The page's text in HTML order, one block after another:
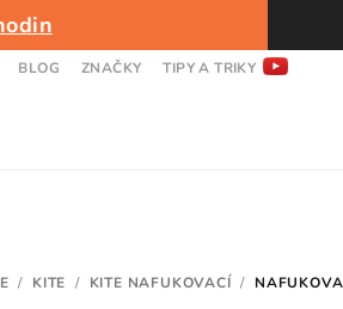
BLOG ZNAČKY TIPY A TRIKY
/ KITE / KITE NAFUKOVACÍ /